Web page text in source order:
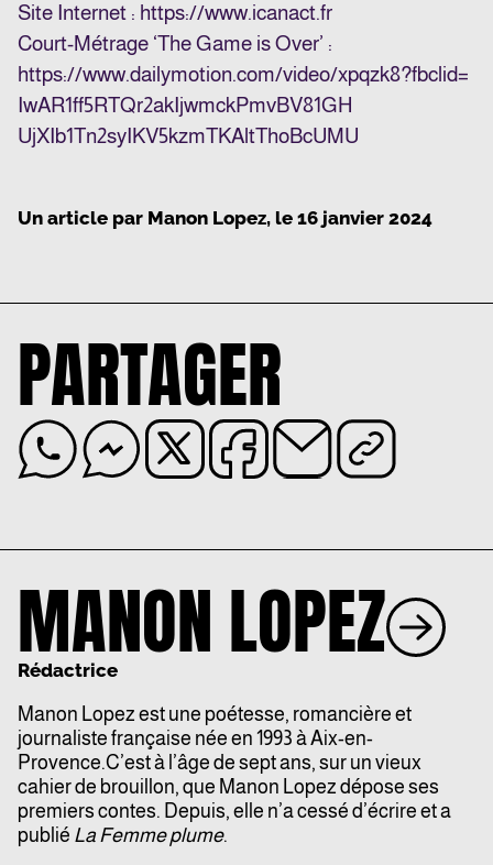
Site Internet : https://www.icanact.fr
Court-Métrage ‘The Game is Over’ :
https://www.dailymotion.com/video/xpqzk8?fbclid=
IwAR1ff5RTQr2akIjwmckPmvBV81GH
UjXIb1Tn2syIKV5kzmTKAltThoBcUMU
Un article par Manon Lopez, le 16 janvier 2024
PARTAGER
MANON LOPEZ
Rédactrice
Manon Lopez est une poétesse, romancière et
journaliste française née en 1993 à Aix-en-
Provence.C’est à l’âge de sept ans, sur un vieux
cahier de brouillon, que Manon Lopez dépose ses
premiers contes. Depuis, elle n’a cessé d’écrire et a
publié La Femme plume.